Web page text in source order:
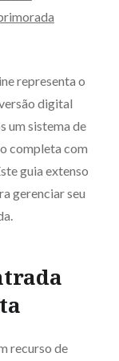
representa o
digital
um sistema de
completa com
guia extenso
gerenciar seu
recurso de